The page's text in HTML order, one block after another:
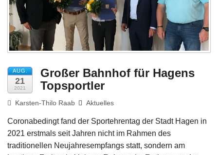
AUG.
21
2021
Großer Bahnhof für Hagens
Topsportler
Karsten-Thilo Raab Aktuelles
Coronabedingt fand der Sportehrentag der Stadt Hagen in
2021 erstmals seit Jahren nicht im Rahmen des
traditionellen Neujahresempfangs statt, sondern am